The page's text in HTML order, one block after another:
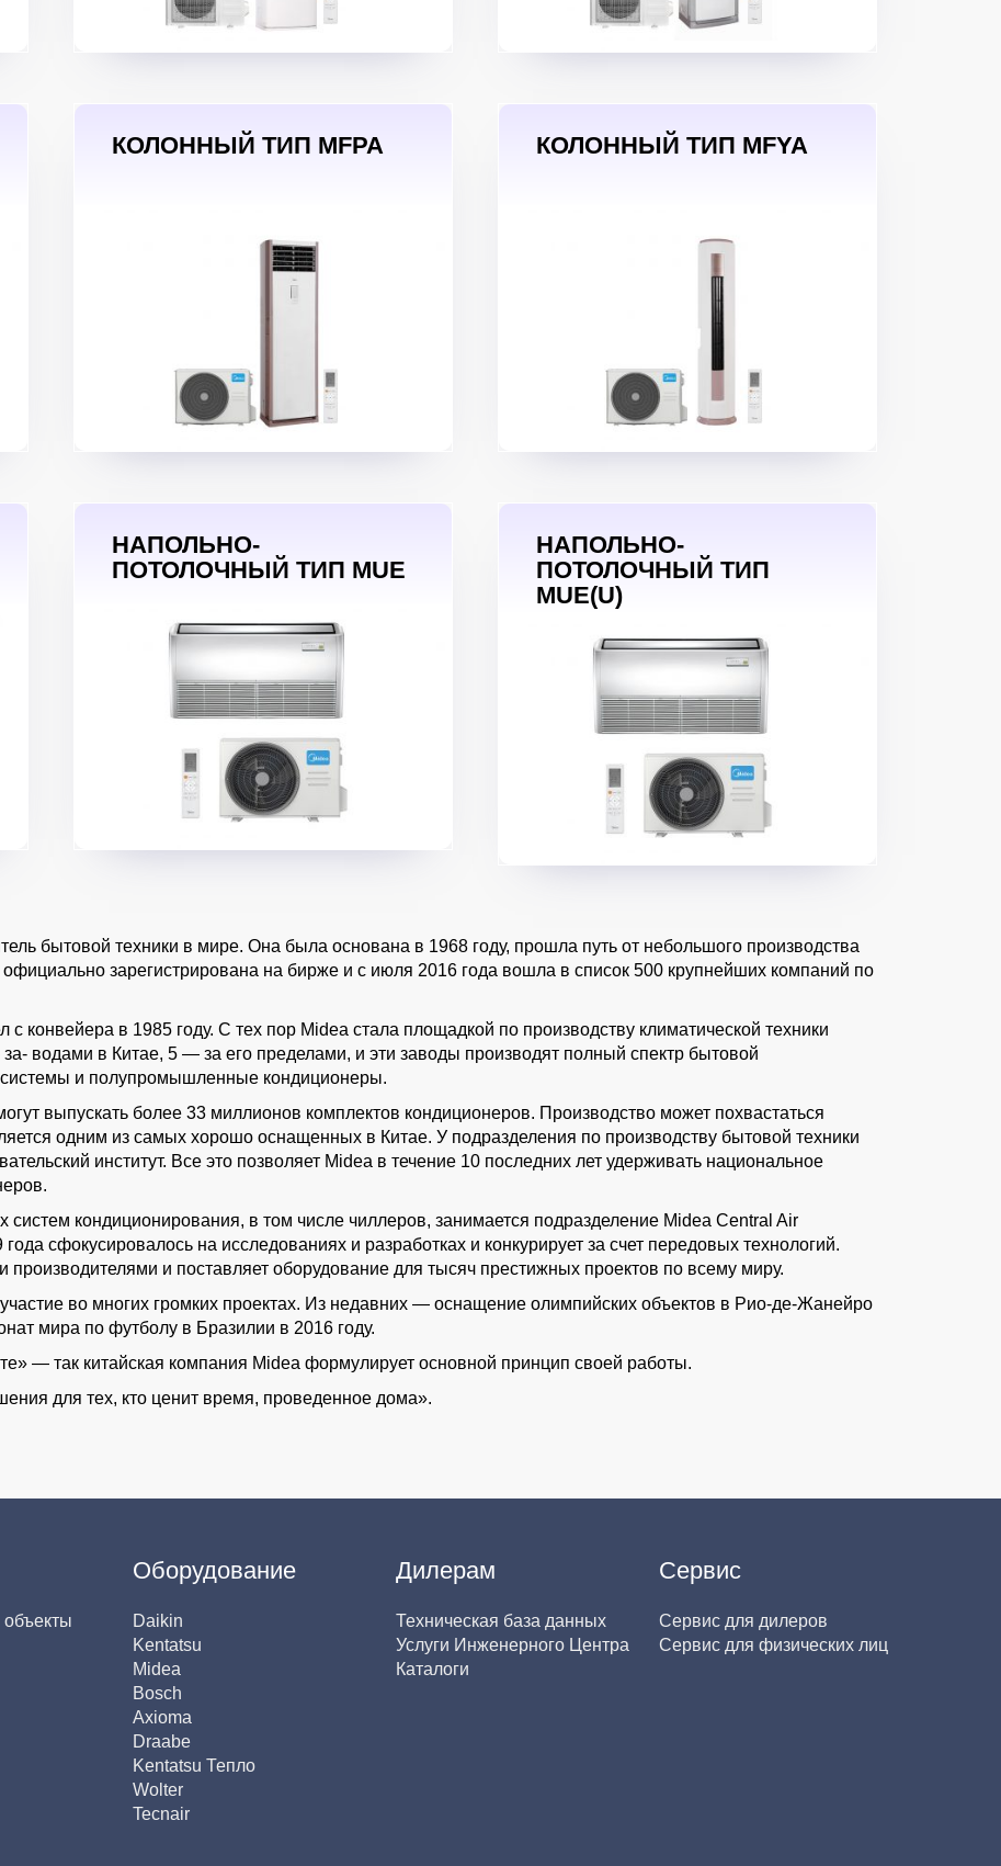
КОЛОННЫЙ ТИП MFPA КОЛОННЫЙ ТИП MFYA
НАПОЛЬНО-
ПОТОЛОЧНЫЙ ТИП MUE
НАПОЛЬНО-
ПОТОЛОЧНЫЙ ТИП
MUE(U)
бытовой техники в мире. Она была основана в 1968 году, прошла путь от небольшого производства
зарегистрирована на бирже и с июля 2016 года вошла в список 500 крупнейших компаний по
конвейера в 1985 году. С тех пор Midea стала площадкой по производству климатической техники
водами в Китае, 5 — за его пределами, и эти заводы производят полный спектр бытовой
системы и полупромышленные кондиционеры.
выпускать более 33 миллионов комплектов кондиционеров. Производство может похвастаться
одним из самых хорошо оснащенных в Китае. У подразделения по производству бытовой техники
институт. Все это позволяет Midea в течение 10 последних лет удерживать национальное
систем кондиционирования, в том числе чиллеров, занимается подразделение Midea Central Air
сфокусировалось на исследованиях и разработках и конкурирует за счет передовых технологий.
и поставляет оборудование для тысяч престижных проектов по всему миру.
во многих громких проектах. Из недавних — оснащение олимпийских объектов в Рио-де-Жанейро
мира по футболу в Бразилии в 2016 году.
— так китайская компания Midea формулирует основной принцип своей работы.
для тех, кто ценит время, проведенное дома».
Оборудование
Daikin
Kentatsu
Midea
Bosch
Axioma
Draabe
Kentatsu Тепло
Wolter
Tecnair
Дилерам
Техническая база данных
Услуги Инженерного Центра
Каталоги
Сервис
Сервис для дилеров
Сервис для физических лиц